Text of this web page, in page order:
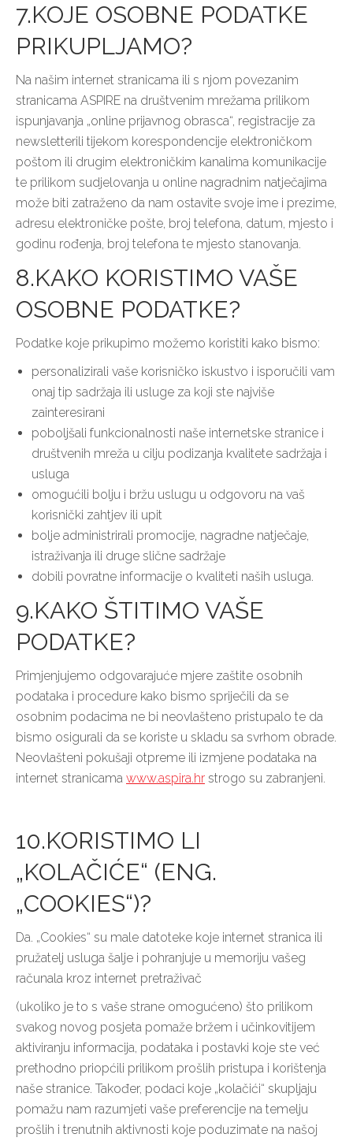
7.KOJE OSOBNE PODATKE
PRIKUPLJAMO?
Na našim internet stranicama ili s njom povezanim
stranicama ASPIRE na društvenim mrežama prilikom
ispunjavanja „online prijavnog obrasca“, registracije za
newsletterili tijekom korespondencije elektroničkom
poštom ili drugim elektroničkim kanalima komunikacije
te prilikom sudjelovanja u online nagradnim natječajima
može biti zatraženo da nam ostavite svoje ime i prezime,
adresu elektroničke pošte, broj telefona, datum, mjesto i
godinu rođenja, broj telefona te mjesto stanovanja.
8.KAKO KORISTIMO VAŠE
OSOBNE PODATKE?
Podatke koje prikupimo možemo koristiti kako bismo:
personalizirali vaše korisničko iskustvo i isporučili vam
onaj tip sadržaja ili usluge za koji ste najviše
zainteresirani
poboljšali funkcionalnosti naše internetske stranice i
društvenih mreža u cilju podizanja kvalitete sadržaja i
usluga
omogućili bolju i bržu uslugu u odgovoru na vaš
korisnički zahtjev ili upit
bolje administrirali promocije, nagradne natječaje,
istraživanja ili druge slične sadržaje
dobili povratne informacije o kvaliteti naših usluga.
9.KAKO ŠTITIMO VAŠE
PODATKE?
Primjenjujemo odgovarajuće mjere zaštite osobnih
podataka i procedure kako bismo spriječili da se
osobnim podacima ne bi neovlašteno pristupalo te da
bismo osigurali da se koriste u skladu sa svrhom obrade.
Neovlašteni pokušaji otpreme ili izmjene podataka na
internet stranicama www.aspira.hr strogo su zabranjeni.
10.KORISTIMO LI
„KOLAČIĆE“ (ENG.
„COOKIES“)?
Da. „Cookies“ su male datoteke koje internet stranica ili
pružatelj usluga šalje i pohranjuje u memoriju vašeg
računala kroz internet pretraživač
(ukoliko je to s vaše strane omogućeno) što prilikom
svakog novog posjeta pomaže bržem i učinkovitijem
aktiviranju informacija, podataka i postavki koje ste već
prethodno priopćili prilikom prošlih pristupa i korištenja
naše stranice. Također, podaci koje „kolačići“ skupljaju
pomažu nam razumjeti vaše preferencije na temelju
prošlih i trenutnih aktivnosti koje poduzimate na našoj